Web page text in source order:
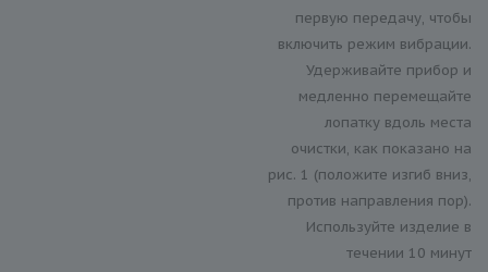
первую передачу, чтобы
включить режим вибрации.
Удерживайте прибор и
медленно перемещайте
лопатку вдоль места
очистки, как показано на
рис. 1 (положите изгиб вниз,
против направления пор).
Используйте изделие в
течении 10 минут